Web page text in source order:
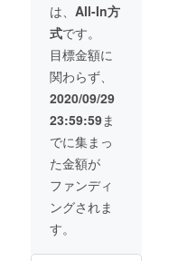
は、 All-In方
式です。
目標金額に
関わらず、
2020/09/29
23:59:59ま
でに集まっ
た金額が
ファンディ
ングされま
す。